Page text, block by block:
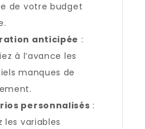
de votre budget
anticipée :
à l’avance les
manques de
personnalisés :
les variables